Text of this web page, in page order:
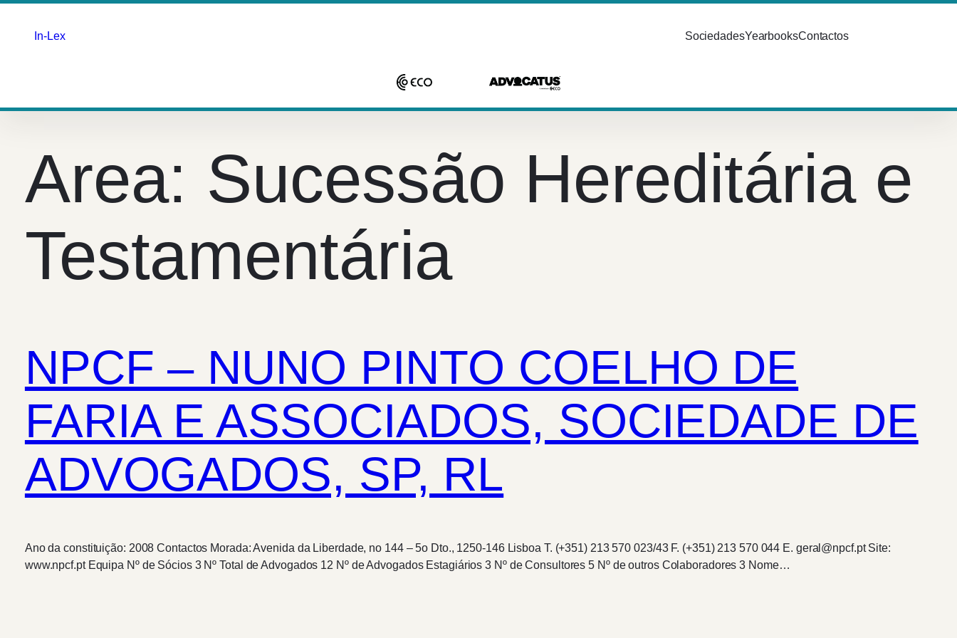
conteúdo
In-Lex SociedadesYearbooksContactos
Area: Sucessão Hereditária e
Testamentária
NPCF – NUNO PINTO COELHO DE
FARIA E ASSOCIADOS, SOCIEDADE DE
ADVOGADOS, SP, RL
Ano da constituição: 2008 Contactos Morada: Avenida da Liberdade, no 144 – 5o Dto., 1250-146 Lisboa T. (+351) 213 570 023/43 F. (+351) 213 570 044 E. geral@npcf.pt Site:
www.npcf.pt Equipa Nº de Sócios 3 Nº Total de Advogados 12 Nº de Advogados Estagiários 3 Nº de Consultores 5 Nº de outros Colaboradores 3 Nome…